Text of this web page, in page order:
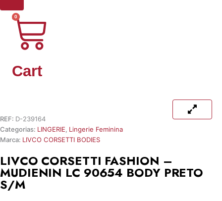
0
Cart
REF: D-239164
Categorias: LINGERIE, Lingerie Feminina
Marca: LIVCO CORSETTI BODIES
LIVCO CORSETTI FASHION –
MUDIENIN LC 90654 BODY PRETO
S/M
CORSETTI
FASHION
-
LC
90654